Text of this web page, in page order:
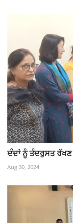
ਦੰਦਾਂ ਨੂੰ ਤੰਦਰੁਸਤ
Aug 30, 2024